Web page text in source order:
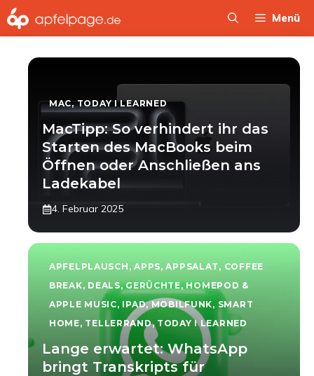
Zum
Inhalt
Menü
MAC,TODAY I LEARNED
MacTipp: So verhindert ihr das
Starten des MacBooks beim
Öffnen oder Anschließen ans
Ladekabel
4. Februar 2025
APFELPLAUSCH ,APPS,APPSALAT , COFFEE
BREAK, DEALS,GERÜCHTE, HOMEPOD &
APPLE MUSIC, IPAD,MOBILFUNK, SMART
HOME, TELLERRAND, TODAY I LEARNED
Lange erwartet: WhatsApp
bringt Transkripts für